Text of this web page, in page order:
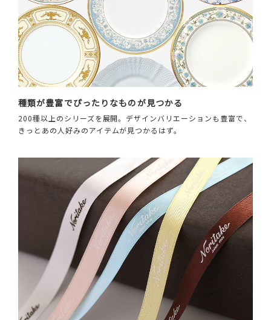
種類が豊富でぴったりなものが見つかる
200種以上のシリーズを展開。デザインバリエーションも豊富で、
きっとあの人好みのアイテムが見つかるはず。